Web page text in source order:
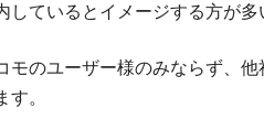
しているとイメージする方が多
モのユーザー様のみならず、
。